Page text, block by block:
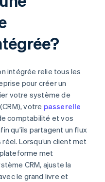
intégrée relie tous les
pour créer un
votre système de
votre passerelle
comptabilité et vos
qu’ils partagent un flux
Lorsqu’un client met
met
CRM, ajuste la
le grand livre et